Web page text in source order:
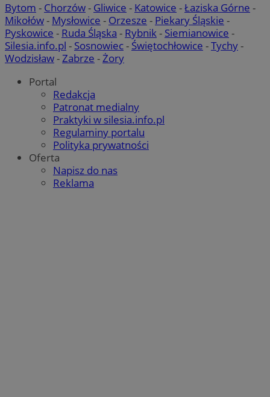
Bytom - Chorzów- Gliwice - Katowice -Łaziska Górne -
Mikołów- Mysłowice - Orzesze - Piekary Śląskie -
Pyskowice - Ruda Śląska - Rybnik- Siemianowice -
Silesia.info.pl - Sosnowiec- Świętochłowice -Tychy-
Wodzisław-Zabrze -Żory
Portal
Redakcja
Patronat medialny
Praktyki w silesia.info.pl
Regulaminy portalu
Polityka prywatności
Oferta
Napisz do nas
Reklama